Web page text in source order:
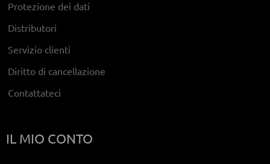
Protezione dei dati
Distributori
Servizio clienti
Diritto di cancellazione
Contattateci
IL MIO CONTO